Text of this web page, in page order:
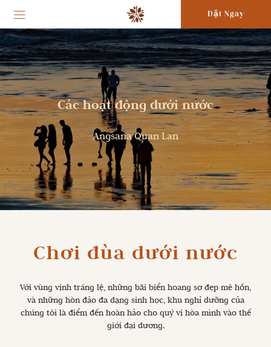
Đặt Ngay
Các hoạt động dưới nước
Angsana Quan Lạn
Chơi đùa dưới nước
Với vùng vịnh tráng lệ, những bãi biển hoang sơ đẹp mê hồn,
và những hòn đảo đa dạng sinh học, khu nghỉ dưỡng của
chúng tôi là điểm đến hoàn hảo cho quý vị hòa mình vào thế
giới đại dương.